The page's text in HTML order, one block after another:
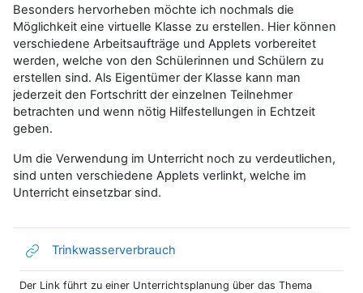
Besonders hervorheben möchte ich nochmals die
Möglichkeit eine virtuelle Klasse zu erstellen. Hier können
verschiedene Arbeitsaufträge und Applets vorbereitet
werden, welche von den Schülerinnen und Schülern zu
erstellen sind. Als Eigentümer der Klasse kann man
jederzeit den Fortschritt der einzelnen Teilnehmer
betrachten und wenn nötig Hilfestellungen in Echtzeit
geben.
Um die Verwendung im Unterricht noch zu verdeutlichen,
sind unten verschiedene Applets verlinkt, welche im
Unterricht einsetzbar sind.
Trinkwasserverbrauch
Der Link führt zu einer Unterrichtsplanung über das Thema